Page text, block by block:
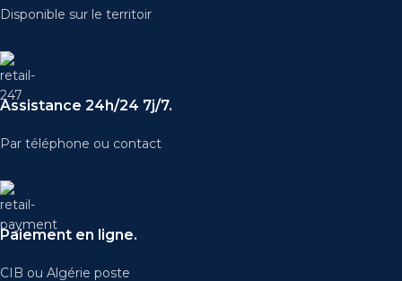
Disponible sur le territoir
Assistance 24h/24 7j/7.
Par téléphone ou contact
Paiement en ligne.
CIB ou Algérie poste